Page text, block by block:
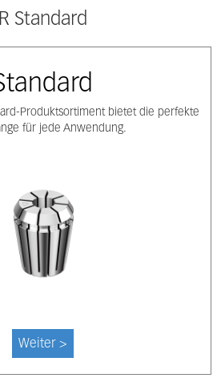
Standard
Produktsortiment bietet die perfekte
für jede Anwendung.
Weiter >